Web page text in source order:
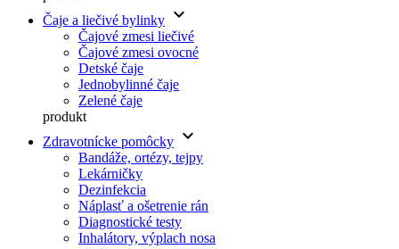
Čaje a liečivé bylinky keyboard_arrow_down
Čajové zmesi liečivé
Čajové zmesi ovocné
Detské čaje
Jednobylinné čaje
Zelené čaje
produkt
Zdravotnícke pomôcky keyboard_arrow_down
Bandáže, ortézy, tejpy
Lekárničky
Dezinfekcia
Náplasť a ošetrenie rán
Diagnostické testy
Inhalátory, výplach nosa